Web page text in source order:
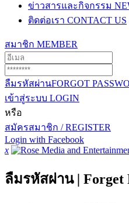
ข่าวสารและกิจกรรม
ติดต่อเรา CONTACT US
สมาชิก MEMBER
ลืมรหัสผ่านFORGOT
เข้าสู่ระบบ LOGIN
หรือ
สมัครสมาชิก / REGISTER
Login with Facebook
x
ลืมรหัสผ่าน | Forget